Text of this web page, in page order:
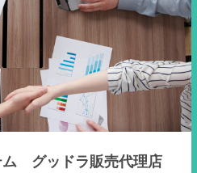
ム グッドラ販売代理店